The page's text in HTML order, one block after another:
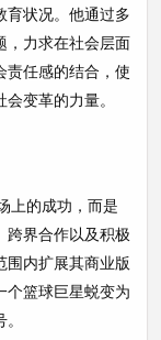
育状况。他通过多
，力求在社会层面
责任感的结合，使
变革的力量。
上的成功，而是
跨界合作以及积极
围内扩展其商业版
个篮球巨星蜕变为